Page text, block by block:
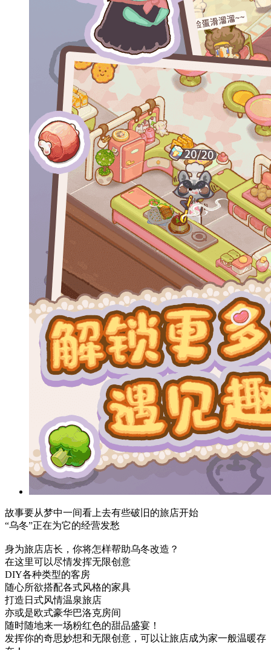
故事要从梦中一间看上去有些破旧的旅店开始
“乌冬”正在为它的经营发愁
身为旅店店长，你将怎样帮助乌冬改造？
在这里可以尽情发挥无限创意
DIY各种类型的客房
随心所欲搭配各式风格的家具
打造日式风情温泉旅店
亦或是欧式豪华巴洛克房间
随时随地来一场粉红色的甜品盛宴！
发挥你的奇思妙想和无限创意，可以让旅店成为家一般温暖存